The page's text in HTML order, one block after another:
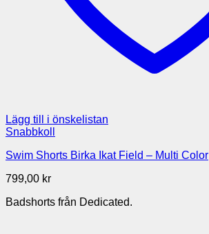
Lägg till i önskelistan
Snabbkoll
Swim Shorts Birka Ikat Field – Multi Color
799,00 kr
Badshorts från Dedicated.